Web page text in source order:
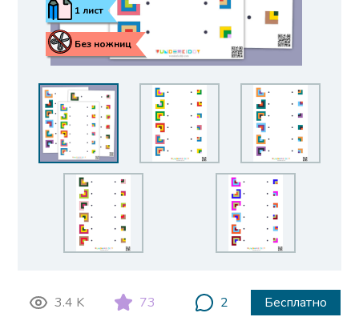
Без ножниц
1 лист
3.4 K 73 2 Бесплатно